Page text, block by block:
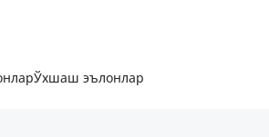
Ўхшаш эълонлар